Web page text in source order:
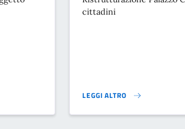
29 APRILE.}
cittadini
LEGGI ALTRO
RISTRUTTURAZIONE